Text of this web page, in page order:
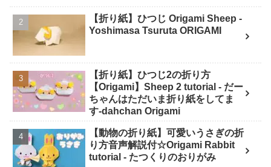
【折り紙】ひつじ Origami Sheep -
Yoshimasa Tsuruta ORIGAMI
【折り紙】ひつじ2の折り方
【Origami】Sheep 2 tutorial - だー
ちゃんはただいま折り紙をしてま
す-dahchan Origami
【動物の折り紙】可愛いうさぎの折
り方音声解説付☆Origami Rabbit
tutorial - たつくりのおりがみ